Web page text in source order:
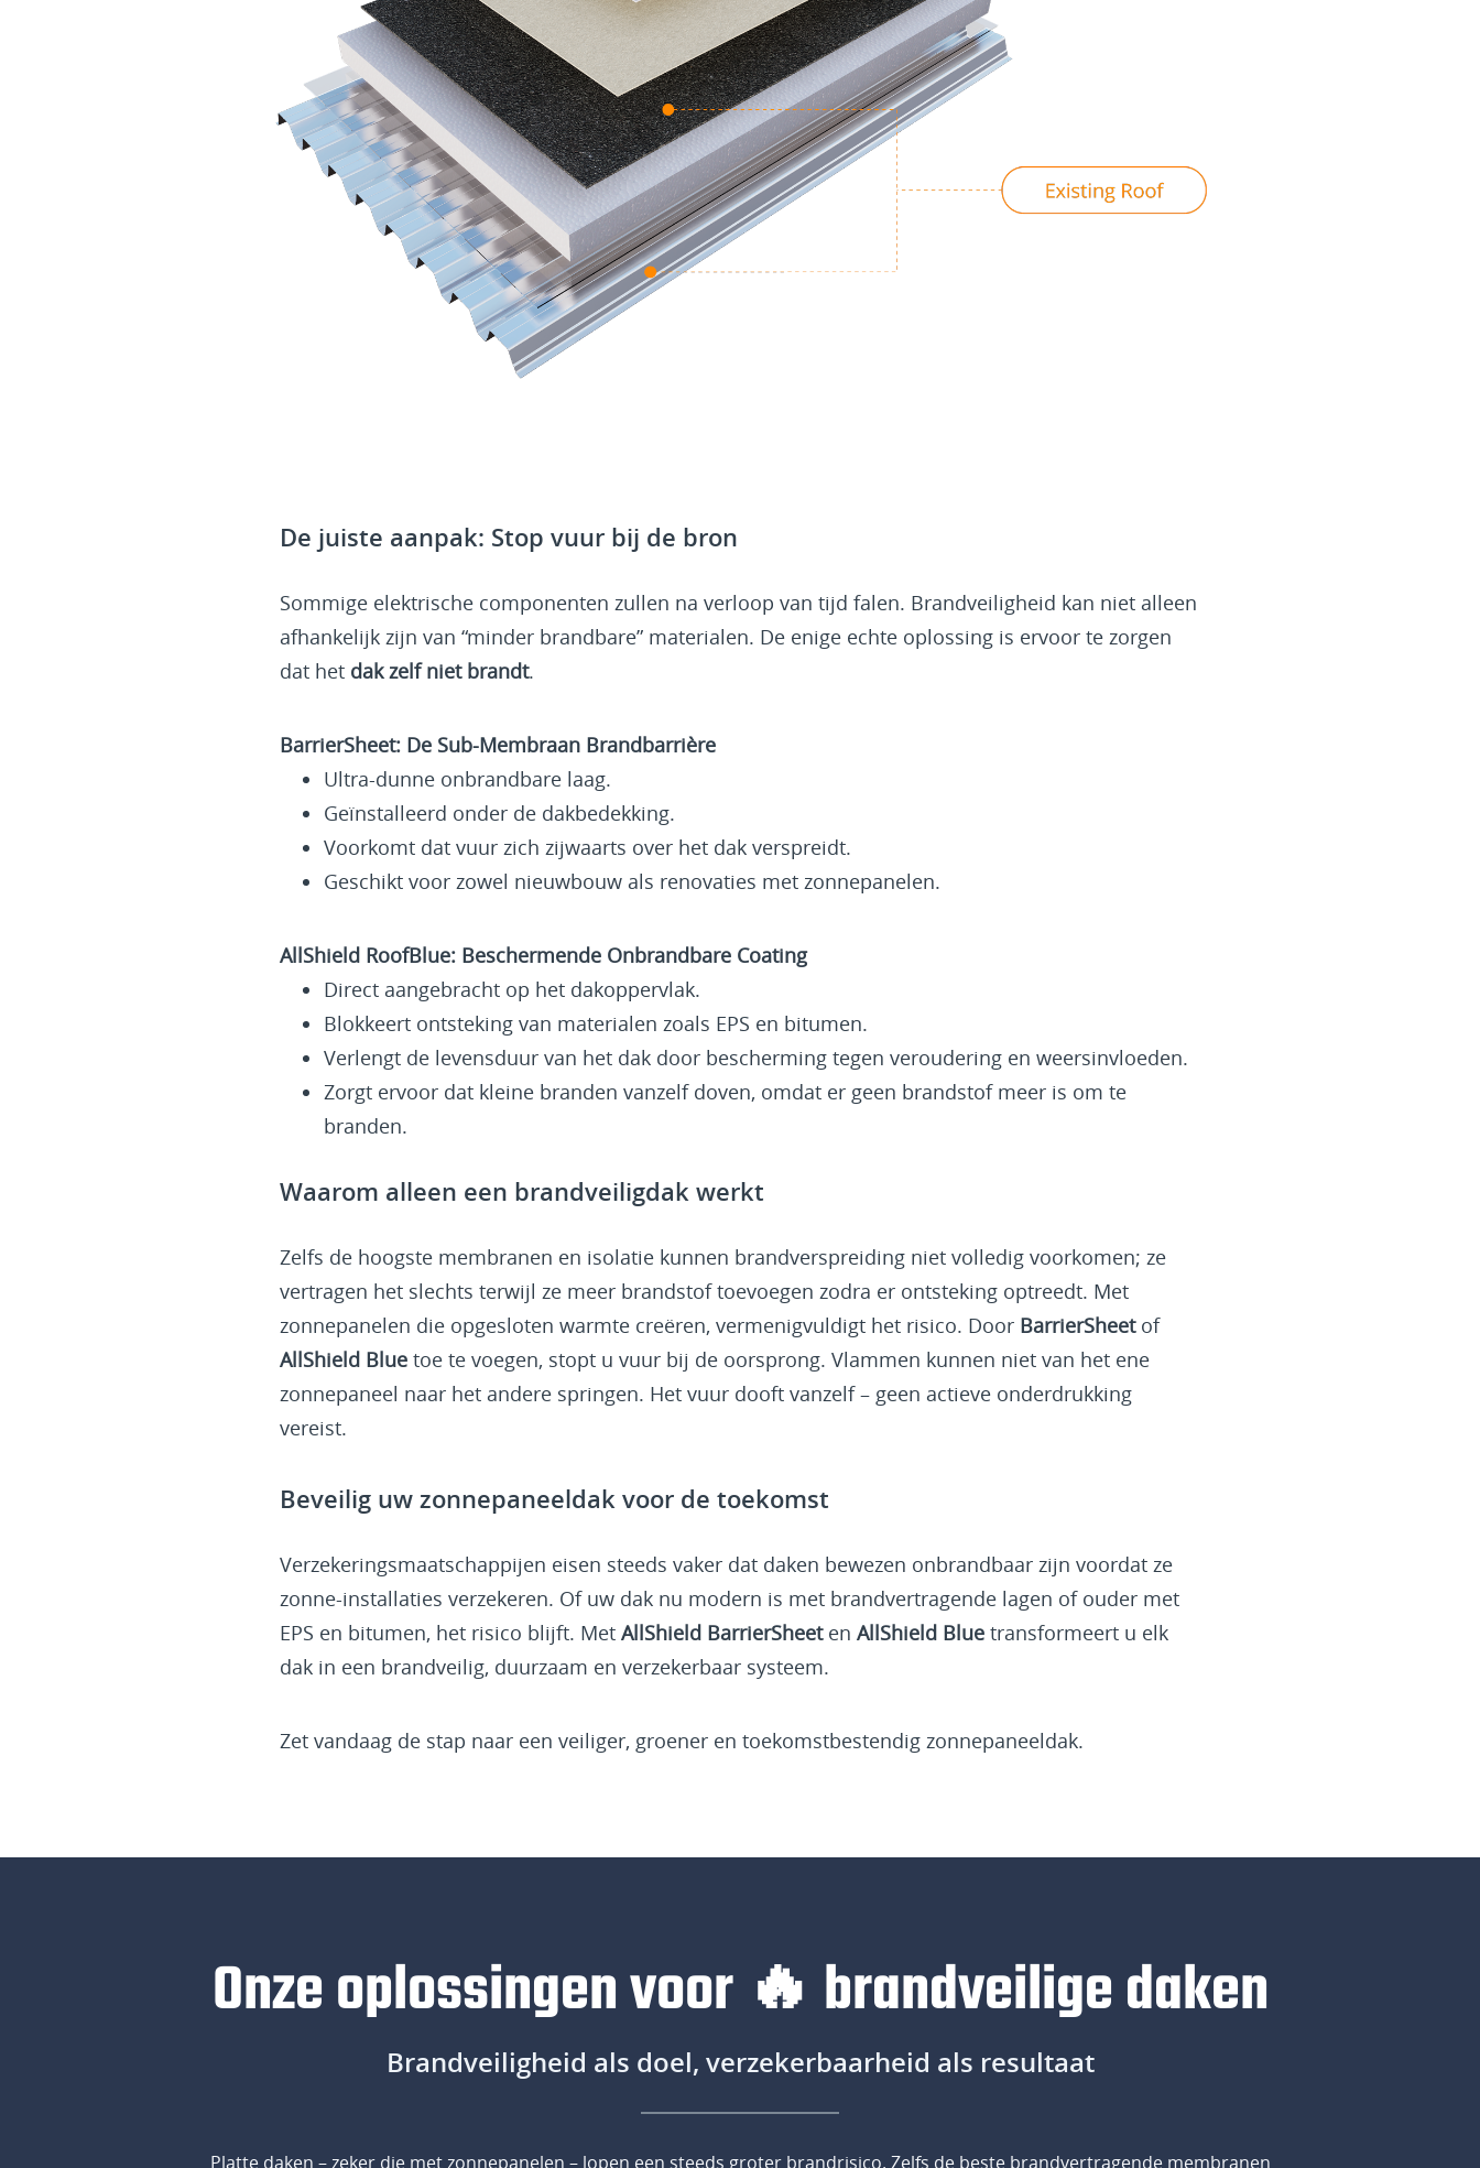
De juiste aanpak: Stop vuur bij de bron
Sommige elektrische componenten zullen na verloop van tijd falen. Brandveiligheid kan niet alleen
afhankelijk zijn van “minder brandbare” materialen. De enige echte oplossing is ervoor te zorgen
dat het dak zelf niet brandt.
BarrierSheet: De Sub-Membraan Brandbarrière
Ultra-dunne onbrandbare laag.
Geïnstalleerd onder de dakbedekking.
Voorkomt dat vuur zich zijwaarts over het dak verspreidt.
Geschikt voor zowel nieuwbouw als renovaties met zonnepanelen.
AllShield RoofBlue: Beschermende Onbrandbare Coating
Direct aangebracht op het dakoppervlak.
Blokkeert ontsteking van materialen zoals EPS en bitumen.
Verlengt de levensduur van het dak door bescherming tegen veroudering en weersinvloeden.
Zorgt ervoor dat kleine branden vanzelf doven, omdat er geen brandstof meer is om te
branden.
Waarom alleen een brandveiligdak werkt
Zelfs de hoogste membranen en isolatie kunnen brandverspreiding niet volledig voorkomen; ze
vertragen het slechts terwijl ze meer brandstof toevoegen zodra er ontsteking optreedt. Met
zonnepanelen die opgesloten warmte creëren, vermenigvuldigt het risico. Door BarrierSheetof
AllShield Blue toe te voegen, stopt u vuur bij de oorsprong. Vlammen kunnen niet van het ene
zonnepaneel naar het andere springen. Het vuur dooft vanzelf – geen actieve onderdrukking
vereist.
Beveilig uw zonnepaneeldak voor de toekomst
Verzekeringsmaatschappijen eisen steeds vaker dat daken bewezen onbrandbaar zijn voordat ze
zonne-installaties verzekeren. Of uw dak nu modern is met brandvertragende lagen of ouder met
EPS en bitumen, het risico blijft. Met AllShield BarrierSheeten AllShield Blue transformeert u elk
dak in een brandveilig, duurzaam en verzekerbaar systeem.
Zet vandaag de stap naar een veiliger, groener en toekomstbestendig zonnepaneeldak.
Onze oplossingen voor 🔥 brandveilige daken
Brandveiligheid als doel, verzekerbaarheid als resultaat
Platte daken – zeker die met zonnepanelen – lopen een steeds groter brandrisico. Zelfs de beste brandvertragende membranen